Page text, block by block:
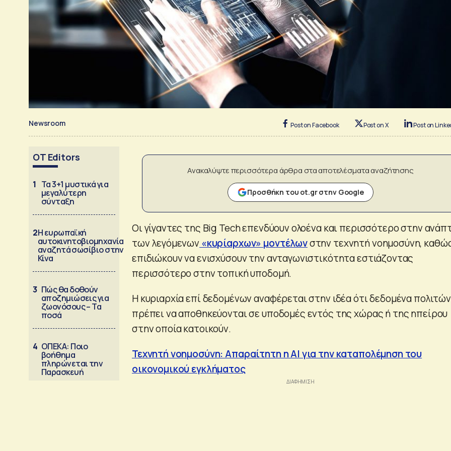
Newsroom Post on Facebook Post on X Post on
OT Editors
1 Τα 3+1 μυστικά για
μεγαλύτερη
σύνταξη
2Η ευρωπαϊκή
αυτοκινητοβιομηχανία
αναζητά σωσίβιο στην
Κίνα
3 Πώς θα δοθούν
αποζημιώσεις για
ζωονόσους – Τα
ποσά
4 ΟΠΕΚΑ: Ποιο
βοήθημα
πληρώνεται την
Παρασκευή
Ανακαλύψτε περισσότερα άρθρα στα αποτελέσματα αναζήτησης
Προσθήκη του ot.gr στην Google
Οι γίγαντες της Big Tech επενδύουν ολοένα και περισσότερο στην
των λεγόμενων «κυρίαρχων» μοντέλωνστην τεχνητή νοημοσύνη,
επιδιώκουν να ενισχύσουν την ανταγωνιστικότητα εστιάζοντας
περισσότερο στην τοπική υποδομή.
Η κυριαρχία επί δεδομένων αναφέρεται στην ιδέα ότι δεδομένα πολιτών
πρέπει να αποθηκεύονται σε υποδομές εντός της χώρας ή της ηπείρου
στην οποία κατοικούν.
Τεχνητή νοημοσύνη: Απαραίτητη η AI για την καταπολέμηση του
οικονομικού εγκλήματος